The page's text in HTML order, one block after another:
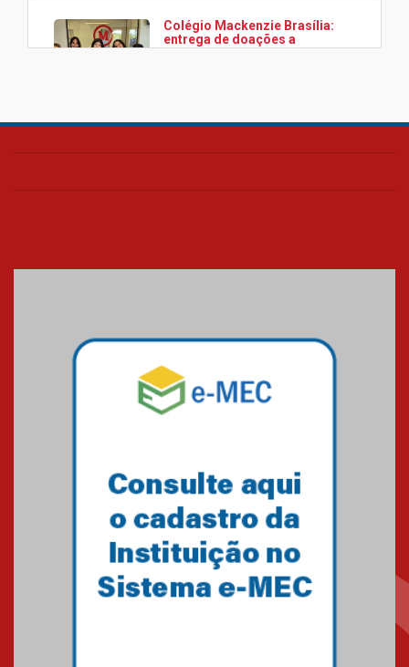
Colégio Mackenzie Brasília:
entrega de doações a
associação Viver da Cidade
Colégio Presbiteriano
os funcionários
07.11.2024
Equipe de saltos ornamentais
do Mackenzie Brasília
Gravação do projeto “Mais de
31 mil vozes com a Palavra” é
realizado no Colégio
Mackenzie Brasília
25.10.2024